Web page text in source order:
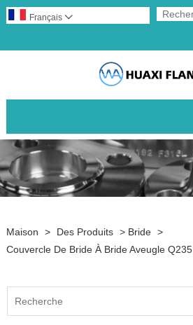
Français 
Maison > Des Produits > Bride >
Couvercle De Bride À Bride Aveugle Q235